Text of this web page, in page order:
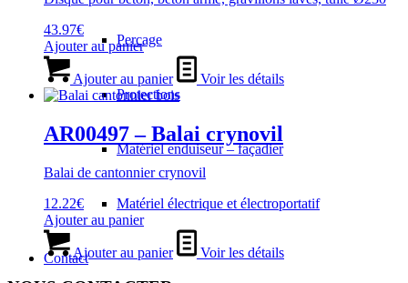
Perçage
Protections
Matériel enduiseur – façadier
Matériel électrique et électroportatif
Contact
sur
la
du
produit
la
page
du
43.97€
Ajouter au panier
Ajouter au panier Voir les détails
AR00497 – Balai crynovil
Balai de cantonnier crynovil
12.22€
Ajouter au panier
Ajouter au panier Voir les détails